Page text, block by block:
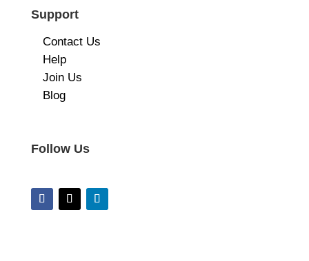
Support
Contact Us
Help
Join Us
Blog
Follow Us